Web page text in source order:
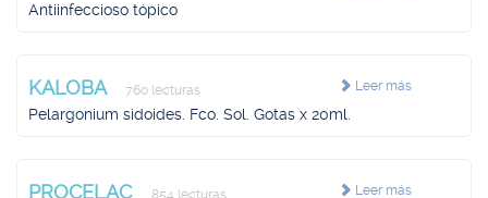
Antiinfeccioso tópico
Leer más
KALOBA 760 lecturas
Pelargonium sidoides. Fco. Sol. Gotas x 20ml.
Leer más
PROCELAC 854 lecturas